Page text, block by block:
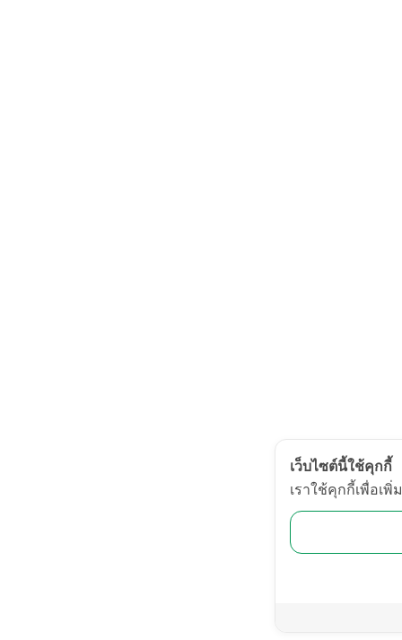
เว็บไซต์นี้ใช้คุกกี้
เราใช้คุกกี้เพื่อเ